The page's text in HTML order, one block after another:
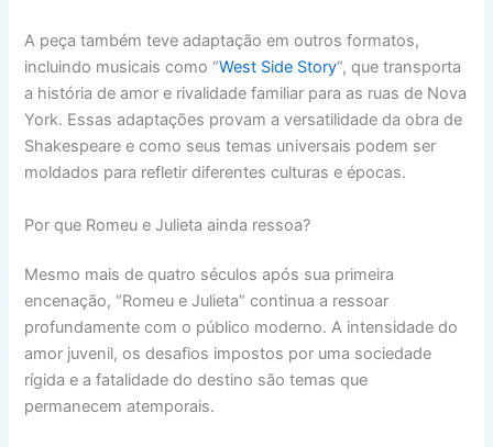
A peça também teve adaptação em outros formatos,
incluindo musicais como “West Side Story“, que transporta
a história de amor e rivalidade familiar para as ruas de Nova
York. Essas adaptações provam a versatilidade da obra de
Shakespeare e como seus temas universais podem ser
moldados para refletir diferentes culturas e épocas.
Por que Romeu e Julieta ainda ressoa?
Mesmo mais de quatro séculos após sua primeira
encenação, “Romeu e Julieta” continua a ressoar
profundamente com o público moderno. A intensidade do
amor juvenil, os desafios impostos por uma sociedade
rígida e a fatalidade do destino são temas que
permanecem atemporais.